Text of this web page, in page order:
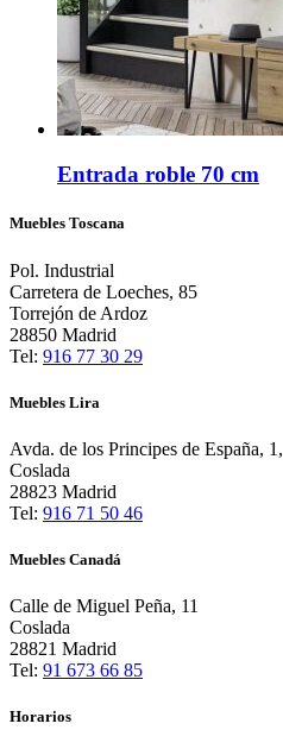
Entrada roble 70 cm
Muebles Toscana
Pol. Industrial
Carretera de Loeches, 85
Torrejón de Ardoz
28850 Madrid
Tel: 916 77 30 29
Muebles Lira
Avda. de los Principes de España, 1,
Coslada
28823 Madrid
Tel: 916 71 50 46
Muebles Canadá
Calle de Miguel Peña, 11
Coslada
28821 Madrid
Tel: 91 673 66 85
Horarios